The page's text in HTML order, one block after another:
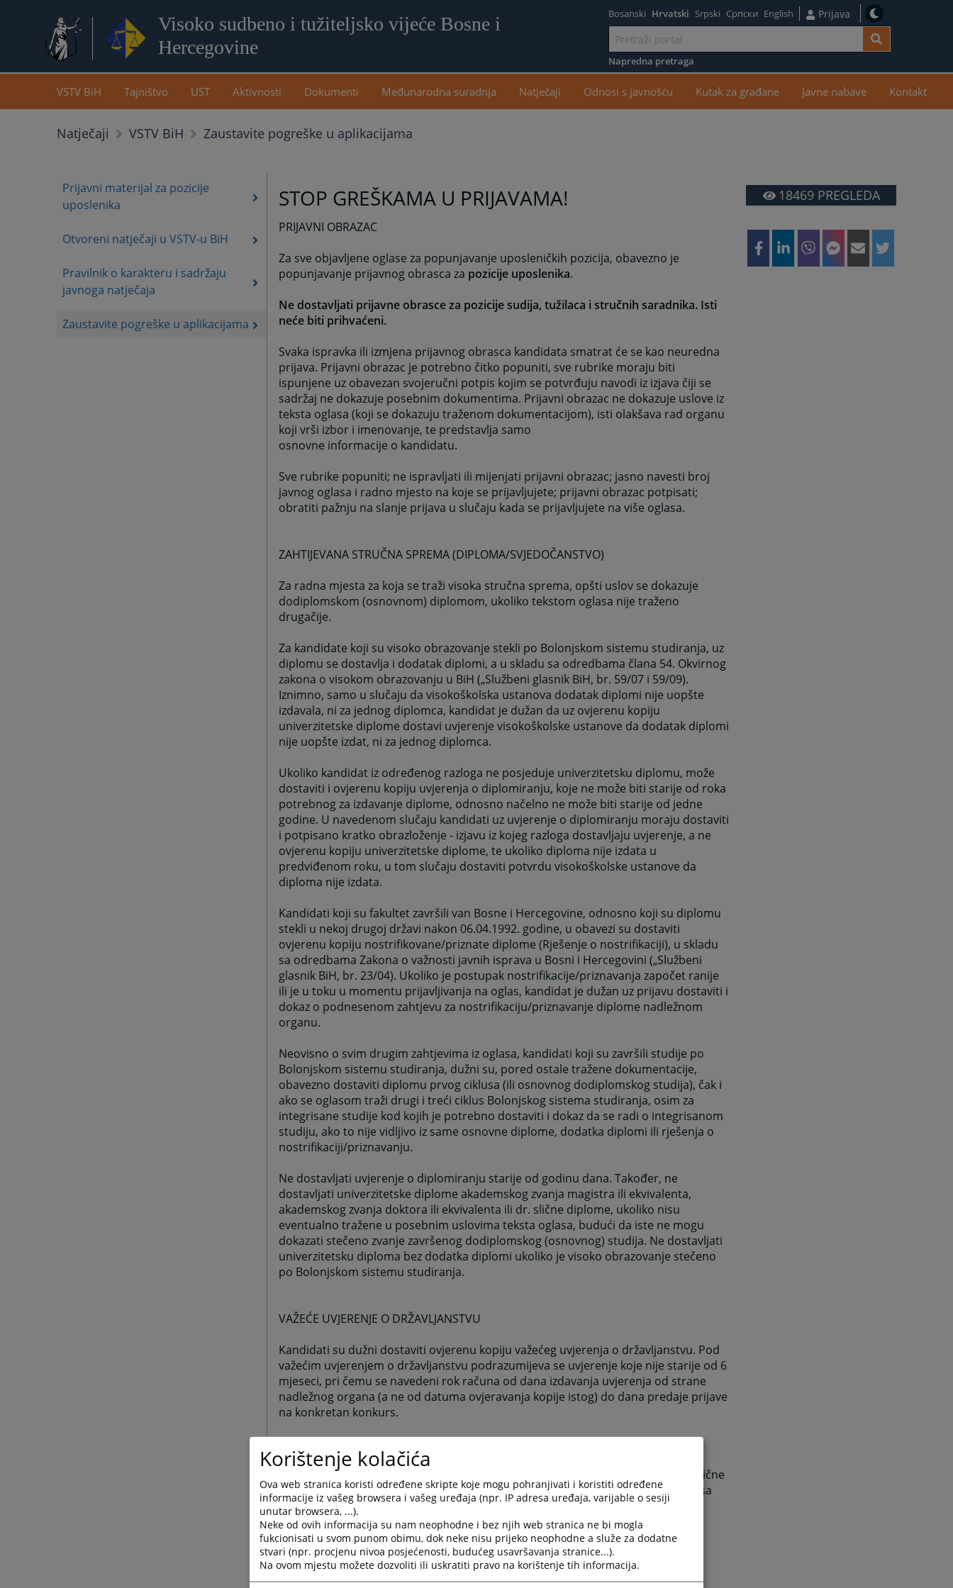
Visoko sudbeno i tužiteljsko vijeće Bosne i
Hercegovine
na
sadržaj
Bosanski Hrvatski Srpski Српски English Prijava
Napredna pretraga
VSTV BiH Tajništvo UST Aktivnosti Dokumenti Međunarodna suradnja Natječaji Odnosi s javnošću Kutak za građane Javne nabave Kontakt
Natječaji VSTV BiH Zaustavite pogreške u aplikacijama
Prijavni materijal za pozicije
uposlenika
Otvoreni natječaji u VSTV-u BiH
Pravilnik o karakteru i sadržaju
javnoga natječaja
Zaustavite pogreške u aplikacijama
STOP GREŠKAMA U PRIJAVAMA!
PRIJAVNI OBRAZAC
Za sve objavljene oglase za popunjavanje uposleničkih pozicija, obavezno je
popunjavanje prijavnog obrasca za pozicije uposlenika.
Ne dostavljati prijavne obrasce za pozicije sudija, tužilaca i stručnih saradnika. Isti
neće biti prihvaćeni.
Svaka ispravka ili izmjena prijavnog obrasca kandidata smatrat će se kao neuredna
prijava. Prijavni obrazac je potrebno čitko popuniti, sve rubrike moraju biti
ispunjene uz obavezan svojeručni potpis kojim se potvrđuju navodi iz izjava čiji se
sadržaj ne dokazuje posebnim dokumentima. Prijavni obrazac ne dokazuje uslove iz
teksta oglasa (koji se dokazuju traženom dokumentacijom), isti olakšava rad organu
koji vrši izbor i imenovanje, te predstavlja samo
osnovne informacije o kandidatu.
Sve rubrike popuniti; ne ispravljati ili mijenjati prijavni obrazac; jasno navesti broj
javnog oglasa i radno mjesto na koje se prijavljujete; prijavni obrazac potpisati;
obratiti pažnju na slanje prijava u slučaju kada se prijavljujete na više oglasa.
ZAHTIJEVANA STRUČNA SPREMA (DIPLOMA/SVJEDOČANSTVO)
Za radna mjesta za koja se traži visoka stručna sprema, opšti uslov se dokazuje
dodiplomskom (osnovnom) diplomom, ukoliko tekstom oglasa nije traženo
drugačije.
Za kandidate koji su visoko obrazovanje stekli po Bolonjskom sistemu studiranja, uz
diplomu se dostavlja i dodatak diplomi, a u skladu sa odredbama člana 54. Okvirnog
zakona o visokom obrazovanju u BiH („Službeni glasnik BiH, br. 59/07 i 59/09).
Iznimno, samo u slučaju da visokoškolska ustanova dodatak diplomi nije uopšte
izdavala, ni za jednog diplomca, kandidat je dužan da uz ovjerenu kopiju
univerzitetske diplome dostavi uvjerenje visokoškolske ustanove da dodatak diplomi
nije uopšte izdat, ni za jednog diplomca.
Ukoliko kandidat iz određenog razloga ne posjeduje univerzitetsku diplomu, može
dostaviti i ovjerenu kopiju uvjerenja o diplomiranju, koje ne može biti starije od roka
potrebnog za izdavanje diplome, odnosno načelno ne može biti starije od jedne
godine. U navedenom slučaju kandidati uz uvjerenje o diplomiranju moraju dostaviti
i potpisano kratko obrazloženje - izjavu iz kojeg razloga dostavljaju uvjerenje, a ne
ovjerenu kopiju univerzitetske diplome, te ukoliko diploma nije izdata u
predviđenom roku, u tom slučaju dostaviti potvrdu visokoškolske ustanove da
diploma nije izdata.
Kandidati koji su fakultet završili van Bosne i Hercegovine, odnosno koji su diplomu
stekli u nekoj drugoj državi nakon 06.04.1992. godine, u obavezi su dostaviti
ovjerenu kopiju nostrifikovane/priznate diplome (Rješenje o nostrifikaciji), u skladu
sa odredbama Zakona o važnosti javnih isprava u Bosni i Hercegovini („Službeni
glasnik BiH, br. 23/04). Ukoliko je postupak nostrifikacije/priznavanja započet ranije
ili je u toku u momentu prijavljivanja na oglas, kandidat je dužan uz prijavu dostaviti i
dokaz o podnesenom zahtjevu za nostrifikaciju/priznavanje diplome nadležnom
organu.
Neovisno o svim drugim zahtjevima iz oglasa, kandidati koji su završili studije po
Bolonjskom sistemu studiranja, dužni su, pored ostale tražene dokumentacije,
obavezno dostaviti diplomu prvog ciklusa (ili osnovnog dodiplomskog studija), čak i
ako se oglasom traži drugi i treći ciklus Bolonjskog sistema studiranja, osim za
integrisane studije kod kojih je potrebno dostaviti i dokaz da se radi o integrisanom
studiju, ako to nije vidljivo iz same osnovne diplome, dodatka diplomi ili rješenja o
nostrifikaciji/priznavanju.
Ne dostavljati uvjerenje o diplomiranju starije od godinu dana. Također, ne
dostavljati univerzitetske diplome akademskog zvanja magistra ili ekvivalenta,
akademskog zvanja doktora ili ekvivalenta ili dr. slične diplome, ukoliko nisu
eventualno tražene u posebnim uslovima teksta oglasa, budući da iste ne mogu
dokazati stečeno zvanje završenog dodiplomskog (osnovnog) studija. Ne dostavljati
univerzitetsku diploma bez dodatka diplomi ukoliko je visoko obrazovanje stečeno
po Bolonjskom sistemu studiranja.
VAŽEĆE UVJERENJE O DRŽAVLJANSTVU
Kandidati su dužni dostaviti ovjerenu kopiju važećeg uvjerenja o državljanstvu. Pod
važećim uvjerenjem o državljanstvu podrazumijeva se uvjerenje koje nije starije od 6
mjeseci, pri čemu se navedeni rok računa od dana izdavanja uvjerenja od strane
nadležnog organa (a ne od datuma ovjeravanja kopije istog) do dana predaje prijave
na konkretan konkurs.
U pogledu dokazivanja državljanstva i starosne dobi ne treba dostavljati kopiju lične
karte, obavještenje/obavijest da je uveden u evidenciju prebivališta – boravišta sa
ličnim (osobnim) podacima (obrazac prijava/odjava), nevažeće uvjerenje o
državljanstvu, odnosno, uvjerenje starije od šest mjeseci od dana izdavanja od
strane nadležnog organa.
DOKAZ O TRAŽENOJ VRSTI RADNOG ISKUSTVA
18469PREGLEDA
Korištenje kolačića
Ova web stranica koristi određene skripte koje mogu pohranjivati i koristiti određene
informacije iz vašeg browsera i vašeg uređaja (npr. IP adresa uređaja, varijable o sesiji
unutar browsera, ...).
Neke od ovih informacija su nam neophodne i bez njih web stranica ne bi mogla
fukcionisati u svom punom obimu, dok neke nisu prijeko neophodne a služe za dodatne
stvari (npr. procjenu nivoa posjećenosti, budućeg usavršavanja stranice...).
Na ovom mjestu možete dozvoliti ili uskratiti pravo na korištenje tih informacija.